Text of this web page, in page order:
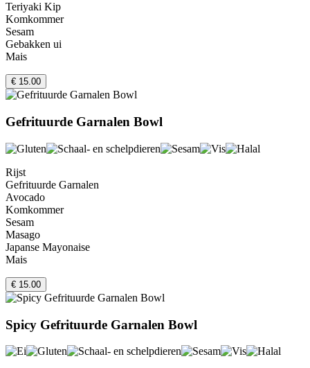
Teriyaki Kip
Komkommer
Sesam
Gebakken ui
Mais
€ 15.00
Gefrituurde Garnalen Bowl
Rijst
Gefrituurde Garnalen
Avocado
Komkommer
Sesam
Masago
Japanse Mayonaise
Mais
€ 15.00
Spicy Gefrituurde Garnalen Bowl